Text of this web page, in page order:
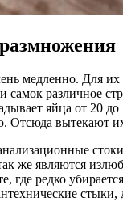
медленно. Для их
самок различное
яйца от 20
Отсюда вытекают
же являются
где редко